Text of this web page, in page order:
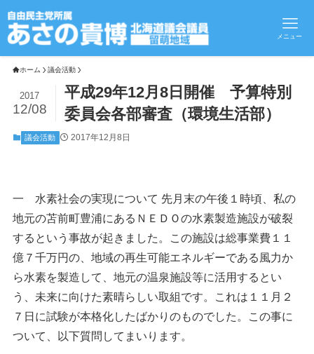
メニュー
ホーム 議会活動
平成29年12月8日開催 予算特別
委員会各部審査（環境生活部）
2017
12/08
議会活動 2017年12月8日
一 水素社会の実現について 先月末の午後１時頃、私の
地元の苫前町豊浦にあるＮＥＤＯの水素製造施設が破裂
するという事故が起きました。この施設は総事業費１１
億７千万円の、地域の再生可能エネルギーである風力か
ら水素を製造して、地元の温泉施設等に活用するとい
う、未来に向けた素晴らしい取組です。これは１１月２
７日に試験が本格化したばかりのものでした。この事に
ついて、以下質問してまいります。